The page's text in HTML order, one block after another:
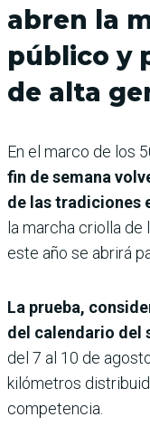
abren la
público y
de alta
En el marco de los
fin de semana
de las tradiciones
la marcha criolla de
este año se abrirá
La prueba,
del calendario del
del 7 al 10 de
kilómetros
competencia.